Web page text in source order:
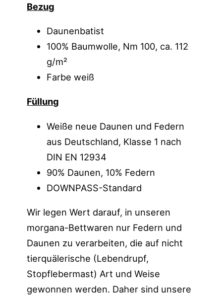
Bezug
Daunenbatist
100% Baumwolle, Nm 100, ca. 112
g/m²
Farbe weiß
Füllung
Weiße neue Daunen und Federn
aus Deutschland, Klasse 1 nach
DIN EN 12934
90% Daunen, 10% Federn
DOWNPASS-Standard
Wir legen Wert darauf, in unseren
morgana-Bettwaren nur Federn und
Daunen zu verarbeiten, die auf nicht
tierquälerische (Lebendrupf,
Stopflebermast) Art und Weise
gewonnen werden. Daher sind unsere